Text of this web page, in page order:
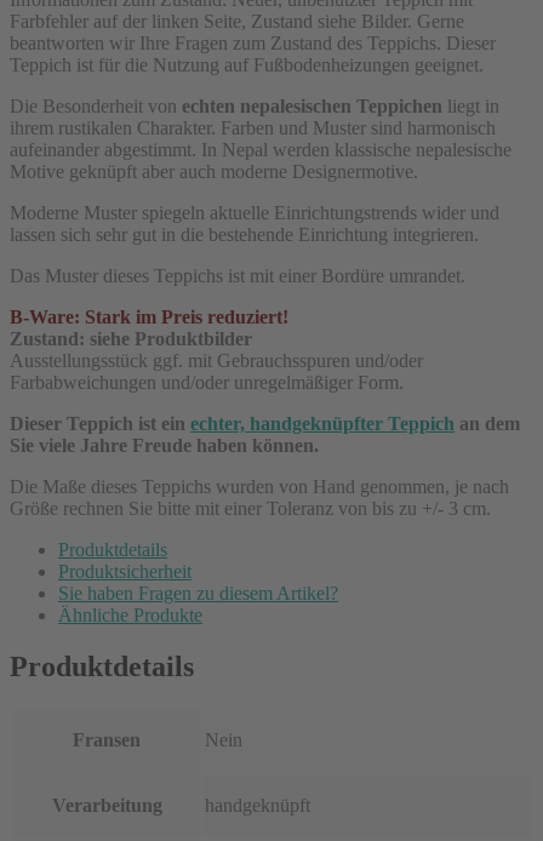
Farbfehler auf der linken Seite, Zustand siehe Bilder. Gerne
beantworten wir Ihre Fragen zum Zustand des Teppichs. Dieser
Teppich ist für die Nutzung auf Fußbodenheizungen geeignet.
Die Besonderheit von echten nepalesischen Teppichen liegt in
ihrem rustikalen Charakter. Farben und Muster sind harmonisch
aufeinander abgestimmt. In Nepal werden klassische nepalesische
Motive geknüpft aber auch moderne Designermotive.
Moderne Muster spiegeln aktuelle Einrichtungstrends wider und
lassen sich sehr gut in die bestehende Einrichtung integrieren.
Das Muster dieses Teppichs ist mit einer Bordüre umrandet.
B-Ware: Stark im Preis reduziert!
Zustand: siehe Produktbilder
Ausstellungsstück ggf. mit Gebrauchsspuren und/oder
Farbabweichungen und/oder unregelmäßiger Form.
Dieser Teppich ist ein echter, handgeknüpfter Teppich an dem
Sie viele Jahre Freude haben können.
Die Maße dieses Teppichs wurden von Hand genommen, je nach
Größe rechnen Sie bitte mit einer Toleranz von bis zu +/- 3 cm.
Produktdetails
Produktsicherheit
Sie haben Fragen zu diesem Artikel?
Ähnliche Produkte
Produktdetails
Fransen Nein
Verarbeitung handgeknüpft